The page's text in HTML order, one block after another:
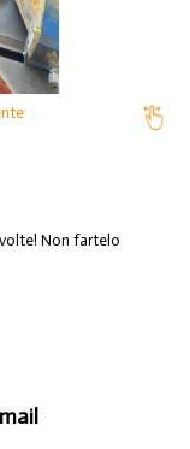
Non fartelo